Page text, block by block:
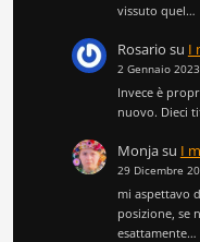
vissuto quel…
Rosario su I
2 Gennaio 2023
Invece è
nuovo. Dieci
Monjasu I
29 Dicembre
mi aspettavo
posizione, se
esattamente…